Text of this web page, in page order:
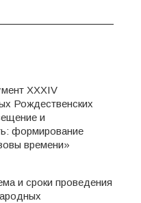
XXХIV
Рождественских
и
формирование
времени»
и сроки проведения